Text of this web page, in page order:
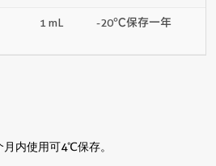
1 mL -20℃保存一年
内使用可4℃保存。